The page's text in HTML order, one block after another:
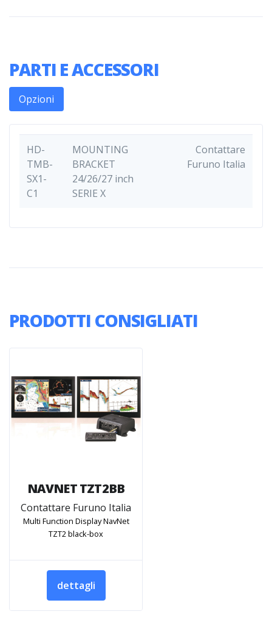
PARTI E ACCESSORI
Opzioni
HD-
TMB-
SX1-
C1
MOUNTING
BRACKET
24/26/27 inch
SERIE X
Contattare
Furuno Italia
PRODOTTI CONSIGLIATI
NAVNET TZT2BB
Contattare Furuno Italia
Multi Function Display NavNet
TZT2 black-box
dettagli